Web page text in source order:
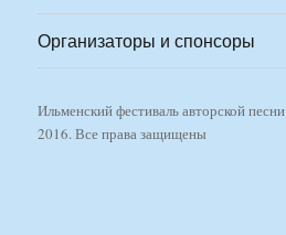
Организаторы и спонсоры
Ильменский фестиваль авторской песни
2016. Все права защищены